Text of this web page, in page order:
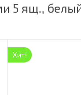
5 ящ.,
Хит!